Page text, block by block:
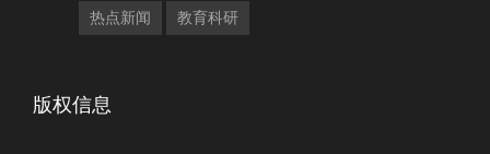
热点新闻 教育科研
版权信息